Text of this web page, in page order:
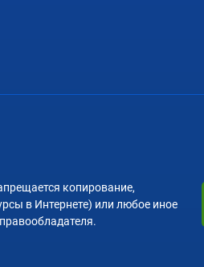
копирование,
в Интернете) или любое иное